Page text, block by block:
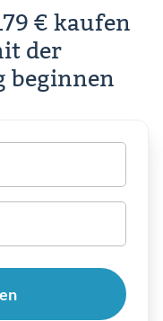
€ kaufen
der
beginnen